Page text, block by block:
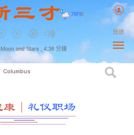
76F| C
and Stars , 4:38 分鐘
簡體
Columbus
康 ｜ 礼仪职场